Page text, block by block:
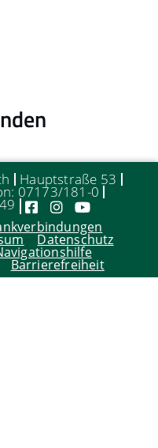
Hauptstraße 53
07173/181-0
Datenschutz
Barrierefreiheit